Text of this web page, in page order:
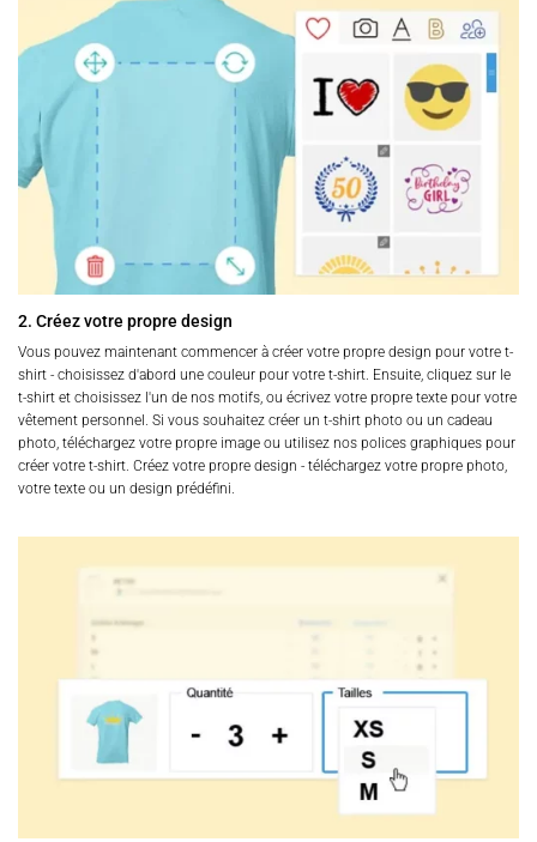
2. Créez votre propre design
Vous pouvez maintenant commencer à créer votre propre design pour votre t-
shirt - choisissez d'abord une couleur pour votre t-shirt. Ensuite, cliquez sur le
t-shirt et choisissez l'un de nos motifs, ou écrivez votre propre texte pour votre
vêtement personnel. Si vous souhaitez créer un t-shirt photo ou un cadeau
photo, téléchargez votre propre image ou utilisez nos polices graphiques pour
créer votre t-shirt. Créez votre propre design - téléchargez votre propre photo,
votre texte ou un design prédéfini.